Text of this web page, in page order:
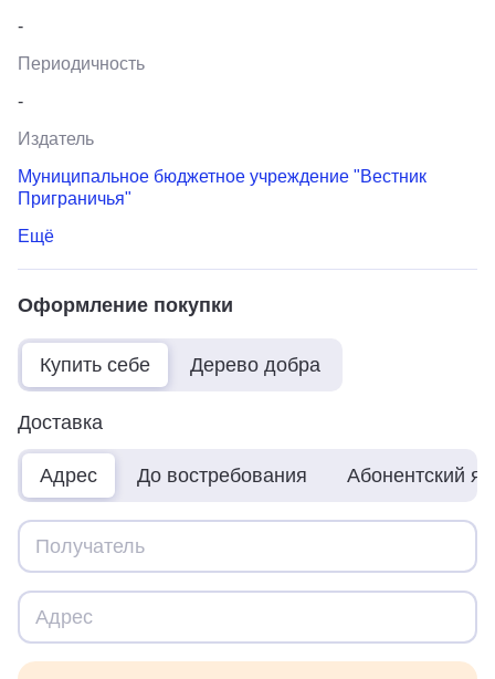
-
Периодичность
-
Издатель
Муниципальное бюджетное учреждение "Вестник
Приграничья"
Ещё
Оформление покупки
Купить себе Дерево добра
Доставка
Адрес До востребования Абонентский